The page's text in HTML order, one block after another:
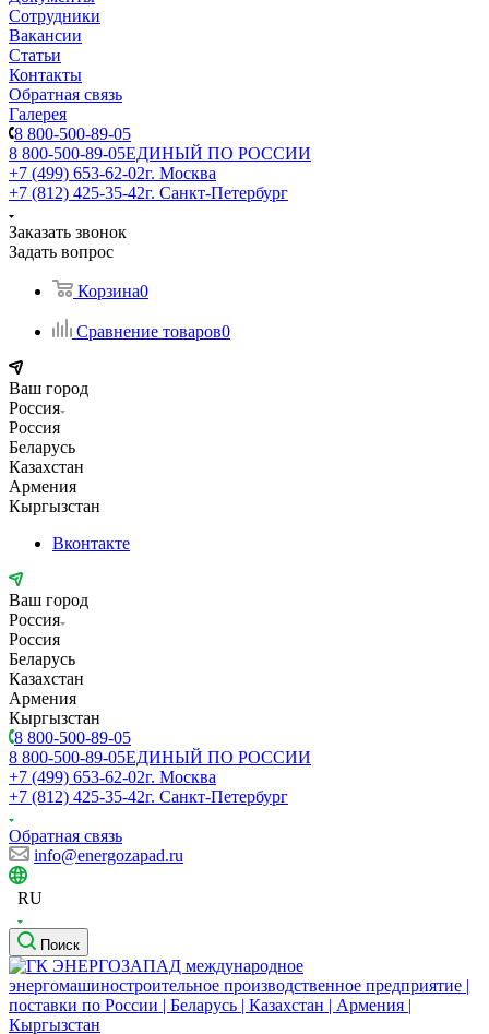
Сотрудники
Вакансии
Статьи
Контакты
Обратная связь
Галерея
8 800-500-89-05
8 800-500-89-05ЕДИНЫЙ ПО РОССИИ
+7 (499) 653-62-02г. Москва
+7 (812) 425-35-42г. Санкт-Петербург
Заказать звонок
Задать вопрос
Корзина0
Сравнение товаров0
Ваш город
Россия
Россия
Беларусь
Казахстан
Армения
Кыргызстан
Вконтакте
Ваш город
Россия
Россия
Беларусь
Казахстан
Армения
Кыргызстан
8 800-500-89-05
8 800-500-89-05ЕДИНЫЙ ПО РОССИИ
+7 (499) 653-62-02г. Москва
+7 (812) 425-35-42г. Санкт-Петербург
Обратная связь
info@energozapad.ru
RU
Поиск